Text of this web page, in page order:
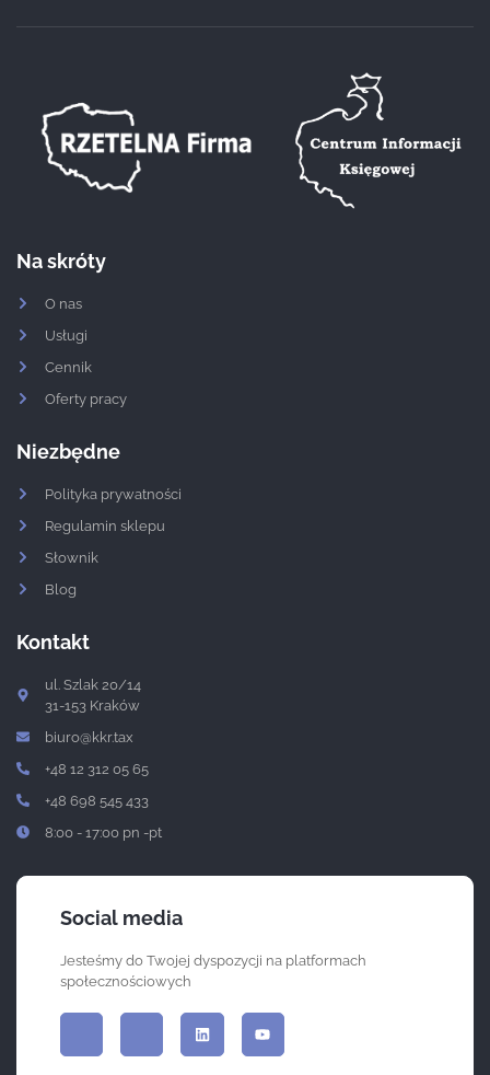
Na skróty
O nas
Usługi
Cennik
Oferty pracy
Niezbędne
Polityka prywatności
Regulamin sklepu
Słownik
Blog
Kontakt
ul. Szlak 20/14
31-153 Kraków
biuro@kkr.tax
+48 12 312 05 65
+48 698 545 433
8:00 - 17:00 pn -pt
Social media
Jesteśmy do Twojej dyspozycji na platformach
społecznościowych